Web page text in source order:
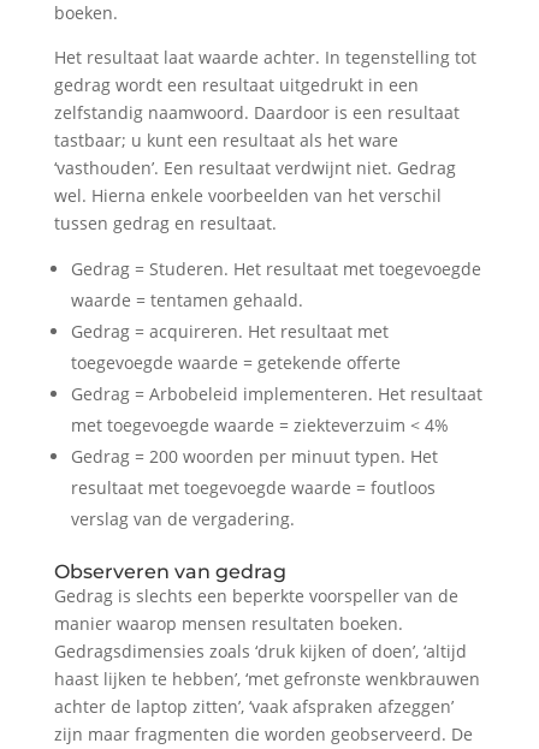
boeken.
Het resultaat laat waarde achter. In tegenstelling tot
gedrag wordt een resultaat uitgedrukt in een
zelfstandig naamwoord. Daardoor is een resultaat
tastbaar; u kunt een resultaat als het ware
‘vasthouden’. Een resultaat verdwijnt niet. Gedrag
wel. Hierna enkele voorbeelden van het verschil
tussen gedrag en resultaat.
Gedrag = Studeren. Het resultaat met toegevoegde
waarde = tentamen gehaald.
Gedrag = acquireren. Het resultaat met
toegevoegde waarde = getekende offerte
Gedrag = Arbobeleid implementeren. Het resultaat
met toegevoegde waarde = ziekteverzuim < 4%
Gedrag = 200 woorden per minuut typen. Het
resultaat met toegevoegde waarde = foutloos
verslag van de vergadering.
Observeren van gedrag
Gedrag is slechts een beperkte voorspeller van de
manier waarop mensen resultaten boeken.
Gedragsdimensies zoals ‘druk kijken of doen’, ‘altijd
haast lijken te hebben’, ‘met gefronste wenkbrauwen
achter de laptop zitten’, ‘vaak afspraken afzeggen’
zijn maar fragmenten die worden geobserveerd. De